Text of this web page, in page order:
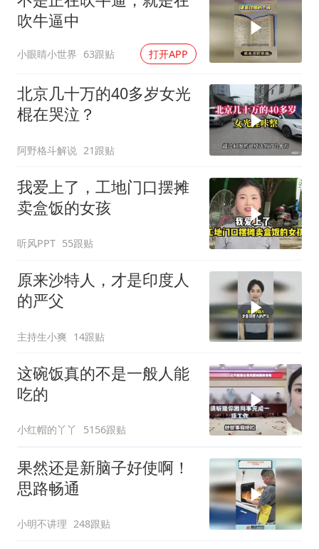
吹牛逼中
小眼睛小世界 63跟贴 打开APP
北京几十万的40多岁女光
棍在哭泣？
阿野格斗解说 21跟贴
我爱上了，工地门口摆摊
卖盒饭的女孩
听风PPT 55跟贴
原来沙特人，才是印度人
的严父
主持生小爽 14跟贴
这碗饭真的不是一般人能
吃的
小红帽的丫丫 5156跟贴
果然还是新脑子好使啊！
思路畅通
小明不讲理 248跟贴